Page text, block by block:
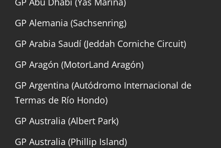
GP Alemania (Sachsenring)
GP Arabia Saudí (Jeddah Corniche Circuit)
GP Aragón (MotorLand Aragón)
GP Argentina (Autódromo Internacional de
Termas de Río Hondo)
GP Australia (Albert Park)
GP Australia (Phillip Island)